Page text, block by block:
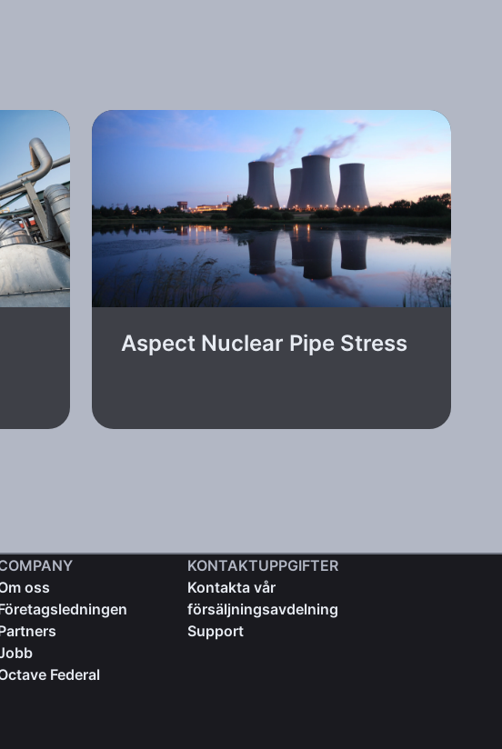
Aspect Nuclear Pipe Stress
oss
Federal
KONTAKTUPPGIFTER
Kontakta vår
försäljningsavdelning
Support